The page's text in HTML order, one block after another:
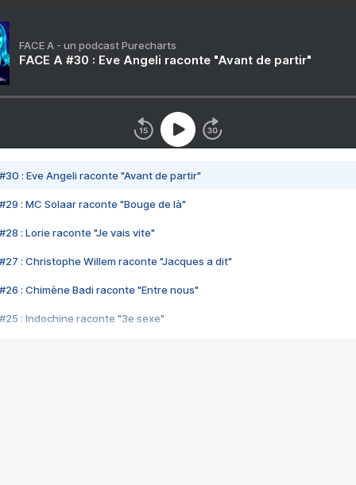
FACE A - un podcast Purecharts
FACE A #30 : Eve Angeli raconte "Avant de partir"
#30 : Eve Angeli raconte "Avant de partir"
#29 : MC Solaar raconte "Bouge de là"
#28 : Lorie raconte "Je vais vite"
#27 : Christophe Willem raconte "Jacques a dit"
#26 : Chimène Badi raconte "Entre nous"
#25 : Indochine raconte "3e sexe"